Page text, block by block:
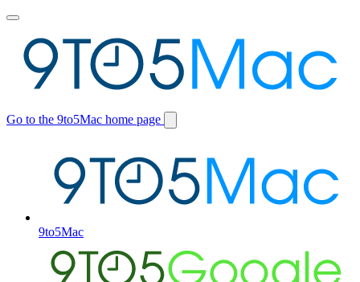
Toggle
menu
Go to the 9to5Mac home page
Switch
9to5Mac